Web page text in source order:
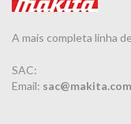
A mais completa linha
SAC:
Email: